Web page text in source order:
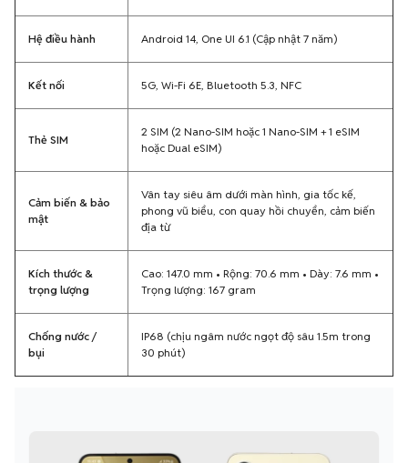
Hệ điều hành Android 14, One UI 6.1 (Cập nhật 7 năm)
Kết nối 5G, Wi-Fi 6E, Bluetooth 5.3, NFC
Thẻ SIM
2 SIM (2 Nano-SIM hoặc 1 Nano-SIM + 1 eSIM
hoặc Dual eSIM)
Cảm biến & bảo
mật
Vân tay siêu âm dưới màn hình, gia tốc kế,
phong vũ biểu, con quay hồi chuyển, cảm biến
địa từ
Kích thước &
trọng lượng
Cao: 147.0 mm • Rộng: 70.6 mm • Dày: 7.6 mm •
Trọng lượng: 167 gram
Chống nước /
bụi
IP68 (chịu ngâm nước ngọt độ sâu 1.5m trong
30 phút)